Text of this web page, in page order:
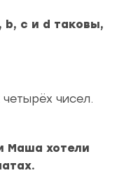
b, c и d таковы,
чисел.
Маша хотели